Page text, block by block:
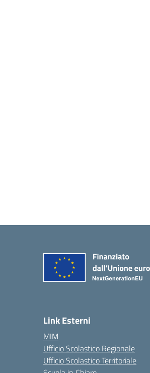
Link Esterni
MIM
Ufficio Scolastico Regionale
Ufficio Scolastico Territoriale